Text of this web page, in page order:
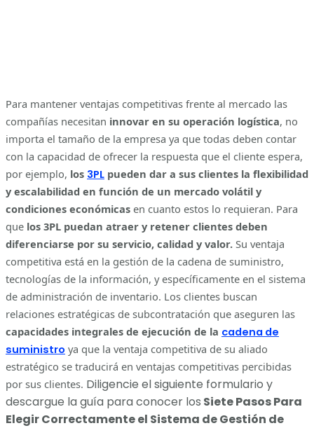
Para mantener ventajas competitivas frente al mercado las
compañías necesitan innovar en su operación logística, no
importa el tamaño de la empresa ya que todas deben contar
con la capacidad de ofrecer la respuesta que el cliente espera,
por ejemplo, los 3PL pueden dar a sus clientes la flexibilidad
y escalabilidad en función de un mercado volátil y
condiciones económicas en cuanto estos lo requieran. Para
que los 3PL puedan atraer y retener clientes deben
diferenciarse por su servicio, calidad y valor. Su ventaja
competitiva está en la gestión de la cadena de suministro,
tecnologías de la información, y específicamente en el sistema
de administración de inventario. Los clientes buscan
relaciones estratégicas de subcontratación que aseguren las
capacidades integrales de ejecución de la cadena de
suministro ya que la ventaja competitiva de su aliado
estratégico se traducirá en ventajas competitivas percibidas
por sus clientes. Diligencie el siguiente formulario y
descargue la guía para conocer los Siete Pasos Para
Elegir Correctamente el Sistema de Gestión de